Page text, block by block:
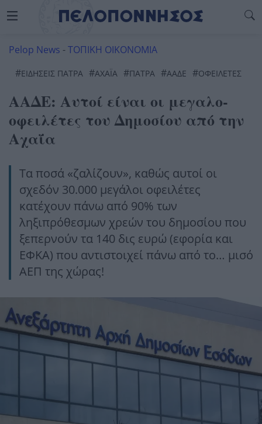
Pelop News -ΤΟΠΙΚΗ ΟΙΚΟΝΟΜΙΑ
#ΕΙΔΗΣΕΙΣ ΠΑΤΡΑ #ΑΧΑΪ́Α #ΠΆΤΡΑ #ΑΑΔΕ #ΟΦΕΙΛΕΤΕΣ
ΑΑΔΕ: Αυτοί είναι οι μεγαλο-
οφειλέτες του Δημοσίου από την
Αχαΐα
Τα ποσά «ζαλίζουν», καθώς αυτοί οι
σχεδόν 30.000 μεγάλοι οφειλέτες
κατέχουν πάνω από 90% των
ληξιπρόθεσμων χρεών του δημοσίου που
ξεπερνούν τα 140 δις ευρώ (εφορία και
ΕΦΚΑ) που αντιστοιχεί πάνω από το… μισό
ΑΕΠ της χώρας!